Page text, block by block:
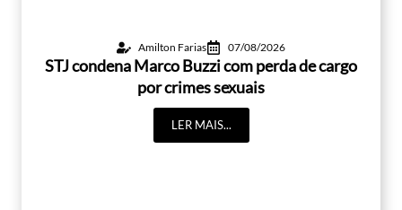
Amilton Farias 07/08/2026
STJ condena Marco Buzzi com perda de cargo
por crimes sexuais
LER MAIS...